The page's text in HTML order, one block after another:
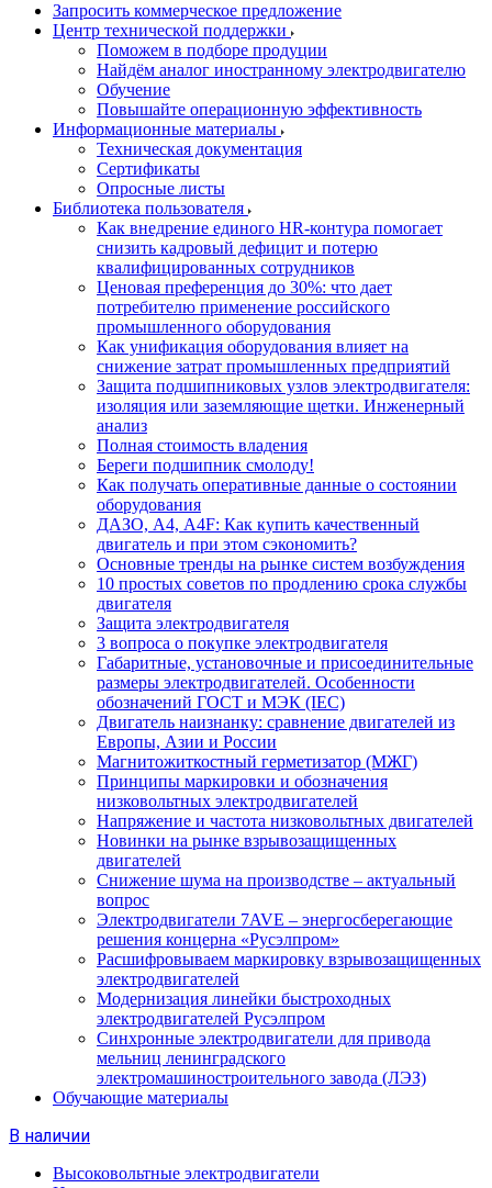
Запросить коммерческое предложение
Центр технической поддержки
Поможем в подборе продуции
Найдём аналог иностранному электродвигателю
Обучение
Повышайте операционную эффективность
Информационные материалы
Техническая документация
Сертификаты
Опросные листы
Библиотека пользователя
Как внедрение единого HR-контура помогает
снизить кадровый дефицит и потерю
квалифицированных сотрудников
Ценовая преференция до 30%: что дает
потребителю применение российского
промышленного оборудования
Как унификация оборудования влияет на
снижение затрат промышленных предприятий
Защита подшипниковых узлов электродвигателя:
изоляция или заземляющие щетки. Инженерный
анализ
Полная стоимость владения
Береги подшипник смолоду!
Как получать оперативные данные о состоянии
оборудования
ДАЗО, А4, А4F: Как купить качественный
двигатель и при этом сэкономить?
Основные тренды на рынке систем возбуждения
10 простых советов по продлению срока службы
двигателя
Защита электродвигателя
3 вопроса о покупке электродвигателя
Габаритные, установочные и присоединительные
размеры электродвигателей. Особенности
обозначений ГОСТ и МЭК (IEC)
Двигатель наизнанку: сравнение двигателей из
Европы, Азии и России
Магнитожиткостный герметизатор (МЖГ)
Принципы маркировки и обозначения
низковольтных электродвигателей
Напряжение и частота низковольтных двигателей
Новинки на рынке взрывозащищенных
двигателей
Снижение шума на производстве – актуальный
вопрос
Электродвигатели 7AVE – энергосберегающие
решения концерна «Русэлпром»
Расшифровываем маркировку взрывозащищенных
электродвигателей
Модернизация линейки быстроходных
электродвигателей Русэлпром
Синхронные электродвигатели для привода
мельниц ленинградского
электромашиностроительного завода (ЛЭЗ)
Обучающие материалы
В наличии
Высоковольтные электродвигатели